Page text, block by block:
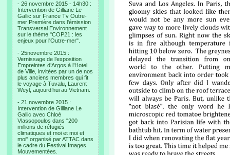
- 26 novembre 2015 - 14h30 :
Intervention de Gilliane Le
Gallic sur France Tv Outre-
mer Première dans l'émission
Transversal Environnement
sur le thème "COP21 : les
enjeux pour l'Outre-mer".
- 25novembre 2015 :
Vernissage de l’exposition
Empreintes d’Argos à l’Hotel
de Ville, invitées par un de nos
plus anciens membres qui fit
le voyage à Tuvalu, Laurent
Weyl, aujourd’hui au Vietnam.
- 21 novembre 2015 :
Intervention de Gilliane Le
Gallic avec Chloé
Vlassopoulos dans "200
millions de réfugiés
climatiques et moi et moi et
moi" organisé par ATTAC dans
le cadre du Festival Images
Mouvementées.